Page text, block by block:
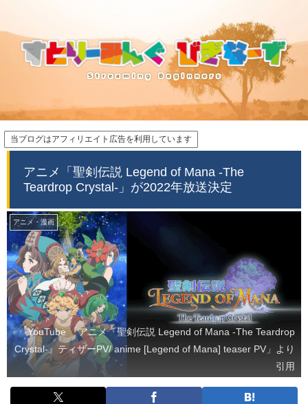
当ブログはアフィリエイト広告を利用しています
アニメ「聖剣伝説 Legend of Mana -The
Teardrop Crystal-」が2022年放送決定
アニメ・漫画
YouTube 「アニメ『聖剣伝説 Legend of Mana -The Teardrop
Crystal-』ティザーPV/ anime [Legend of Mana] teaser PV」より
引用